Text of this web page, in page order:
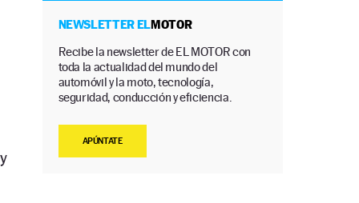
NEWSLETTER ELMOTOR
Recibe la newsletter de EL MOTOR con
toda la actualidad del mundo del
automóvil y la moto, tecnología,
seguridad, conducción y eficiencia.
APÚNTATE